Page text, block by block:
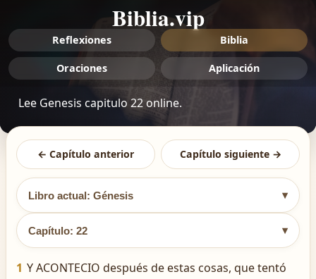
Biblia.vip
Reflexiones Biblia
Oraciones Aplicación
Lee Genesis capitulo 22 online.
← Capítulo anterior Capítulo siguiente →
Libro actual: Génesis ▾
Capítulo: 22 ▾
1 Y ACONTECIO después de estas cosas, que tentó